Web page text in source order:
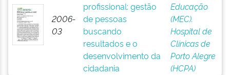
2006-
03
profissional: gestão
de pessoas
buscando
resultados e o
desenvolvimento da
cidadania
Educação
(MEC).
Hospital de
Clínicas de
Porto Alegre
(HCPA)